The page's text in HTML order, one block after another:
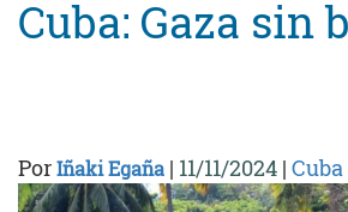
Cuba: Gaza sin
PorIñaki Egaña | 11/11/2024 | Cuba